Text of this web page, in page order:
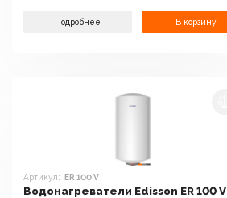
Подробнее В корзину
Артикул: ER 100 V
Водонагреватели Edisson ER 100 V